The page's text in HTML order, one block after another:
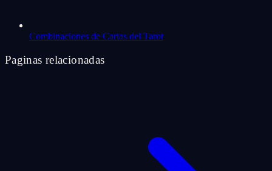
Combinaciones de Cartas del Tarot
Paginas relacionadas